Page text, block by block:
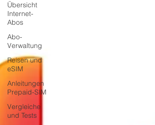
Übersicht
Internet-
Abos
Abo-
Verwaltung
Reisen und
eSIM
Anleitungen
Prepaid-SIM
Vergleiche
und Tests